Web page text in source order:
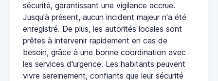
sécurité, garantissant une vigilance accrue.
Jusqu'à présent, aucun incident majeur n'a été
enregistré. De plus, les autorités locales sont
prêtes à intervenir rapidement en cas de
besoin, grâce à une bonne coordination avec
les services d'urgence. Les habitants peuvent
vivre sereinement, confiants que leur sécurité